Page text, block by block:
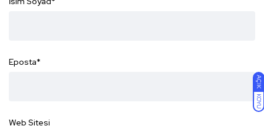
AÇIK
KOYU
Eposta*
Web Sitesi